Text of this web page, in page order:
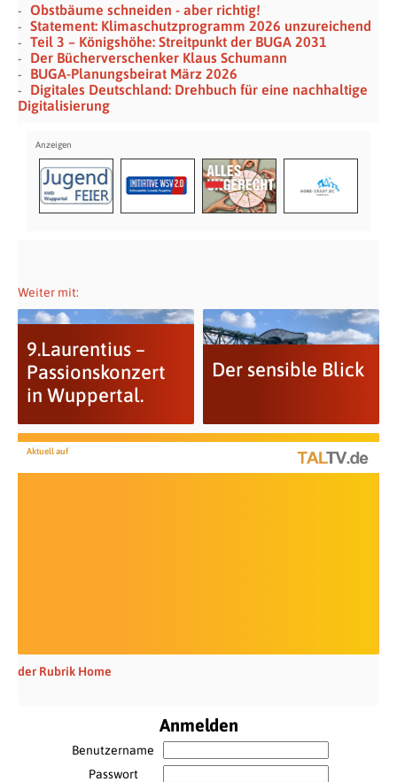
Obstbäume schneiden - aber richtig!
Statement: Klimaschutzprogramm 2026 unzureichend
Teil 3 – Königshöhe: Streitpunkt der BUGA 2031
Der Bücherverschenker Klaus Schumann
BUGA-Planungsbeirat März 2026
Digitales Deutschland: Drehbuch für eine nachhaltige
Digitalisierung
Weiter mit:
9.Laurentius –
Passionskonzert
in Wuppertal.
Der sensible Blick
Aktuell auf
der Rubrik Home
Anmelden
Benutzername
Passwort